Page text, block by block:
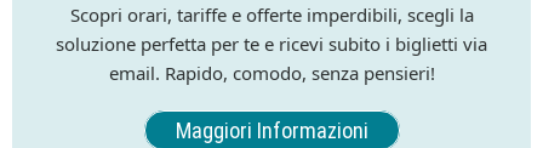
Scopri orari, tariffe e offerte imperdibili, scegli la
soluzione perfetta per te e ricevi subito i biglietti via
email. Rapido, comodo, senza pensieri!
Maggiori Informazioni